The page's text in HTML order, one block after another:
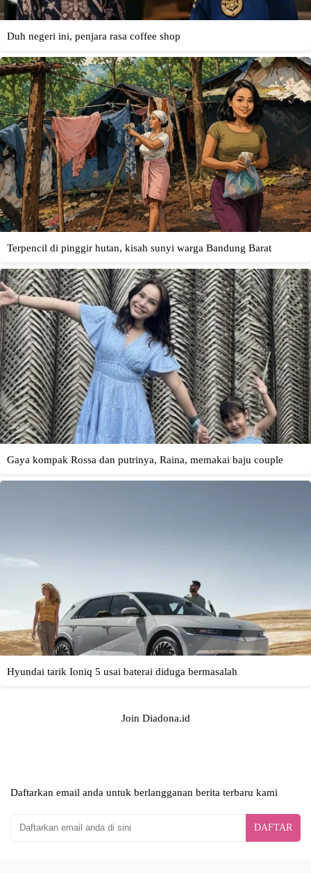
Join Diadona.id
Daftarkan email anda untuk berlangganan berita terbaru kami
DAFTAR